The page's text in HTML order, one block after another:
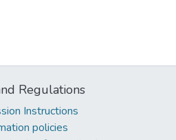
Regulations
Instructions
policies